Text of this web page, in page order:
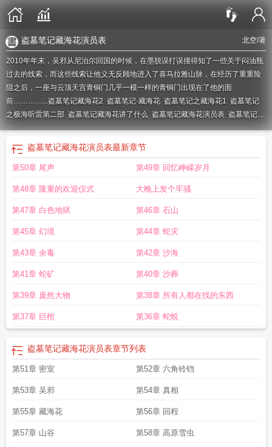
北空/著
盗墓笔记藏海花演员表
2010年年末，吴邪从尼泊尔回国的时候，在墨脱误打误撞得知了一些关于闷油瓶
过去的线索，而这些线索让他义无反顾地进入了喜马拉雅山脉，在经历了重重险
阻之后，一座与云顶天宫青铜门几乎一模一样的青铜门出现在了他的面
前…………...盗墓笔记藏海花2 盗墓笔记·藏海花 盗墓笔记之藏海花1 盗墓笔记
之极海听雷第二部 盗墓笔记藏海花讲了什么 盗墓笔记藏海花演员表 盗墓笔记之
藏海花结局记盗墓笔记盗墓笔记之藏海花2免费阅读盗墓笔记藏海花3盗墓笔
记藏海花TXT
盗墓笔记之极海听雷免费观看完整版
看吗
笔记藏海花什么时候上映
藏海花盗墓笔记续盗墓笔记 之藏海花
电视剧在线观看藏海花盗墓笔记电视剧盗墓笔记之藏海花百度百科
海花在线观看免费高清
盗墓笔记藏海花阅读盗墓笔记藏海花txt
费盗墓笔记藏海花续集 盗墓笔记之藏海花在线阅读盗墓笔记之藏海花2
记藏海花在线观看
盗墓笔记重启之极海听雷免费观看
整版盗墓笔记之藏海花电视剧全集 盗墓笔记藏海花免费观看完整版
墓笔记重启之极海听雷免费阅读
盗墓笔记藏海花1 盗墓笔记藏海花电影
盗墓笔记藏海花演员表最新章节
第50章 尾声 第49章 回忆峥嵘岁月
第48章 隆重的欢迎仪式 大晚上发个牢骚
第47章 白色地狱 第46章 石山
第45章 幻境 第44章 蛇灾
第43章 余毒 第42章 沙海
第41章 蛇矿 第40章 沙葬
第39章 庞然大物 第38章 所有人都在找的东西
第37章 巨棺 第36章 蛇蜕
盗墓笔记藏海花演员表章节列表
第51章 密室 第52章 六角铃铛
第53章 吴邪 第54章 真相
第55章 藏海花 第56章 回程
第57章 山谷 第58章 高原雪虫